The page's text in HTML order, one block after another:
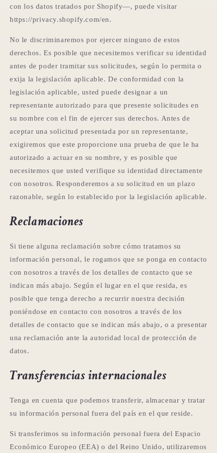
con los datos tratados por Shopify—, puede visitar
https://privacy.shopify.com/en.
No le discriminaremos por ejercer ninguno de estos
derechos. Es posible que necesitemos verificar su identidad
antes de poder tramitar sus solicitudes, según lo permita o
exija la legislación aplicable. De conformidad con la
legislación aplicable, usted puede designar a un
representante autorizado para que presente solicitudes en
su nombre con el fin de ejercer sus derechos. Antes de
aceptar una solicitud presentada por un representante,
exigiremos que este proporcione una prueba de que le ha
autorizado a actuar en su nombre, y es posible que
necesitemos que usted verifique su identidad directamente
con nosotros. Responderemos a su solicitud en un plazo
razonable, según lo establecido por la legislación aplicable.
Reclamaciones
Si tiene alguna reclamación sobre cómo tratamos su
información personal, le rogamos que se ponga en contacto
con nosotros a través de los detalles de contacto que se
indican más abajo. Según el lugar en el que resida, es
posible que tenga derecho a recurrir nuestra decisión
poniéndose en contacto con nosotros a través de los
detalles de contacto que se indican más abajo, o a presentar
una reclamación ante la autoridad local de protección de
datos.
Transferencias internacionales
Tenga en cuenta que podemos transferir, almacenar y tratar
su información personal fuera del país en el que reside.
Si transferimos su información personal fuera del Espacio
Económico Europeo (EEA) o del Reino Unido, utilizaremos